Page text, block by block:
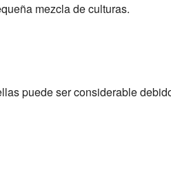
mezcla de culturas.
puede ser considerable